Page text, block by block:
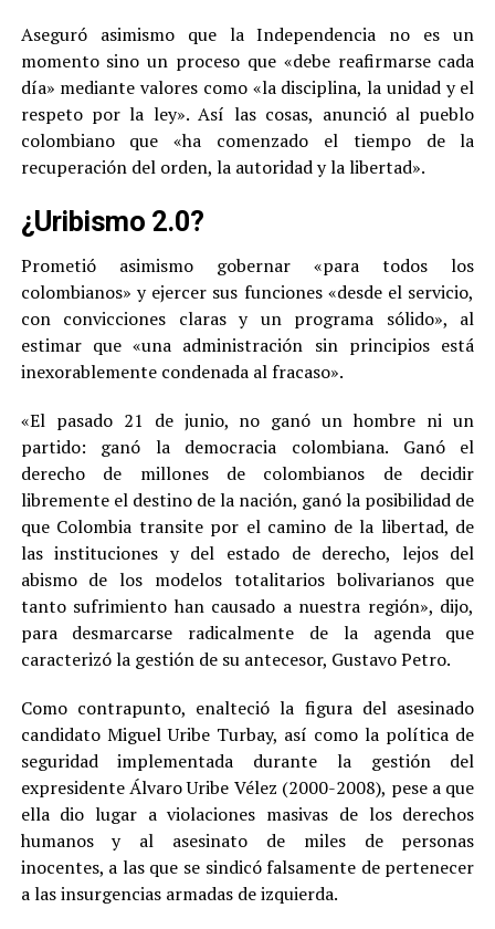
Aseguró asimismo que la Independencia no es un
momento sino un proceso que «debe reafirmarse cada
día» mediante valores como «la disciplina, la unidad y el
respeto por la ley». Así las cosas, anunció al pueblo
colombiano que «ha comenzado el tiempo de la
recuperación del orden, la autoridad y la libertad».
¿Uribismo 2.0?
Prometió asimismo gobernar «para todos los
colombianos» y ejercer sus funciones «desde el servicio,
con convicciones claras y un programa sólido», al
estimar que «una administración sin principios está
inexorablemente condenada al fracaso».
«El pasado 21 de junio, no ganó un hombre ni un
partido: ganó la democracia colombiana. Ganó el
derecho de millones de colombianos de decidir
libremente el destino de la nación, ganó la posibilidad de
que Colombia transite por el camino de la libertad, de
las instituciones y del estado de derecho, lejos del
abismo de los modelos totalitarios bolivarianos que
tanto sufrimiento han causado a nuestra región», dijo,
para desmarcarse radicalmente de la agenda que
caracterizó la gestión de su antecesor, Gustavo Petro.
Como contrapunto, enalteció la figura del asesinado
candidato Miguel Uribe Turbay, así como la política de
seguridad implementada durante la gestión del
expresidente Álvaro Uribe Vélez (2000-2008), pese a que
ella dio lugar a violaciones masivas de los derechos
humanos y al asesinato de miles de personas
inocentes, a las que se sindicó falsamente de pertenecer
a las insurgencias armadas de izquierda.